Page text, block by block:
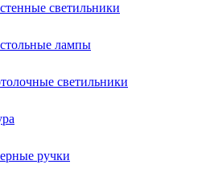
светильники
лампы
светильники
ручки